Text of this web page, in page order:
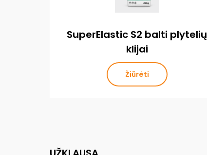
SuperElastic S2 balti plytelių
klijai
Žiūrėti